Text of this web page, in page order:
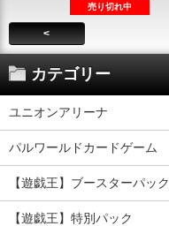
売り切れ中
<
カテゴリー
ユニオンアリーナ
パルワールドカードゲーム
【遊戯王】ブースターパック
【遊戯王】特別パック